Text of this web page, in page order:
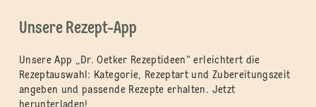
Unsere Rezept-App
Unsere App „Dr. Oetker Rezeptideen“ erleichtert die
Rezeptauswahl: Kategorie, Rezeptart und Zubereitungszeit
angeben und passende Rezepte erhalten. Jetzt